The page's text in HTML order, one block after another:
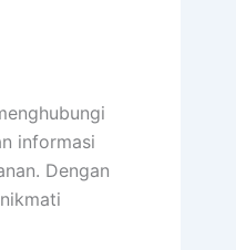
informasi
Dengan